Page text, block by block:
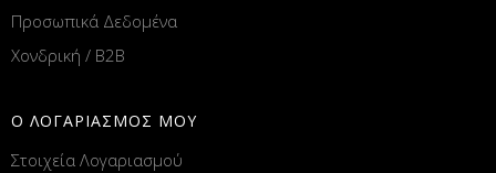
Προσωπικά Δεδομένα
Χονδρική / B2B
Ο ΛΟΓΑΡΙΑΣΜΟΣ ΜΟΥ
Στοιχεία Λογαριασμού